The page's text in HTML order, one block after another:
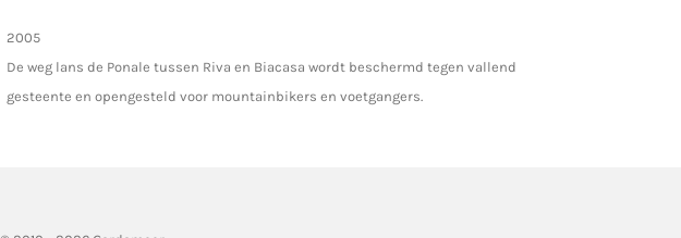
2005
De weg lans de Ponale tussen Riva en Biacasa wordt beschermd tegen vallend
gesteente en opengesteld voor mountainbikers en voetgangers.